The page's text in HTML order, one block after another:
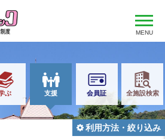
MENU
ぶ 支援 会員証 全施設検索
利用方法・絞り込み